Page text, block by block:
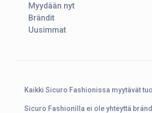
Myydään nyt
Brändit
Uusimmat
Kaikki Sicuro Fashionissa myytävät
Sicuro Fashionilla ei ole yhteyttä